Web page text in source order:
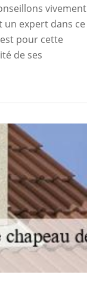
vivement
un expert dans ce
pour cette
de ses